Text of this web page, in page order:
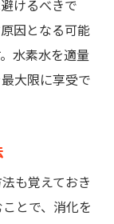
けるべきで
因となる可能
水素水を適量
大限に享受で
も覚えておき
とで、消化を